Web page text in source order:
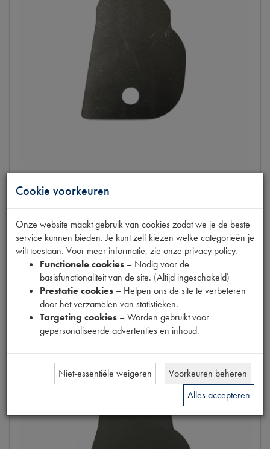
DS ->70
VULPLAAT SLOTVANGER 1MM
Productnummer 1600431
14 €1
(€1,06excl. btw
Info
OUTLET
Cookie voorkeuren
Onze website maakt gebruik van cookies zodat we je de beste
service kunnen bieden. Je kunt zelf kiezen welke categorieën je
wilt toestaan. Voor meer informatie, zie onze privacy policy.
Functionele cookies – Nodig voor de
basisfunctionaliteit van de site. (Altijd ingeschakeld)
Prestatie cookies – Helpen ons de site te verbeteren
door het verzamelen van statistieken.
Targeting cookies – Worden gebruikt voor
gepersonaliseerde advertenties en inhoud.
Niet-essentiële weigeren
Voorkeuren beheren
Alles accepteren